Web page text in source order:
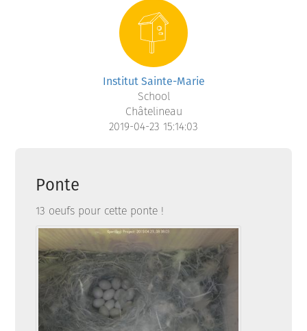
Institut Sainte-Marie
School
Châtelineau
2019-04-23 15:14:03
Ponte
13 oeufs pour cette ponte !